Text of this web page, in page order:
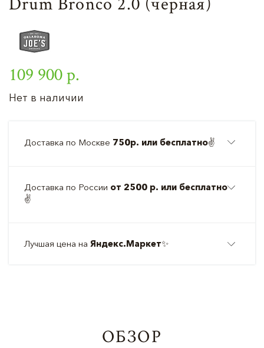
109 900 р.
Нет в наличии
Доставка по Москве 750р. или бесплатно✌️
Доставка по России от 2500 р. или бесплатно
✌️
Лучшая цена на Яндекс.Маркет✨
ОБЗОР